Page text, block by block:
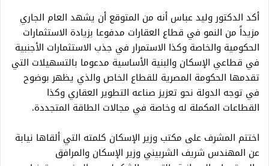
أكد الدكتور وليد عباس أنه من المتوقع أن يشهد العام الجاري
مزيداً من النمو في قطاع العقارات مدفوعا بزيادة الاستثمارات
الحكومية والخاصة وكذا الاستمرار في جذب الاستثمارات الأجنبية
في قطاعي الإسكان والبنية الأساسية مدعوما بالتسهيلات التي
تقدمها الحكومة المصرية للقطاع الخاص والذي يظهر بوضوح
في توجه الدولة نحو تعزيز صناعه التطوير العقاري وكذا
القطاعات المكملة له وخاصة في مجالات الطاقة المتجددة.
اختتم المشرف على مكتب وزير الإسكان كلمته التي ألقاها نيابة
عن المهندس شريف الشربيني وزير الإسكان والمرافق